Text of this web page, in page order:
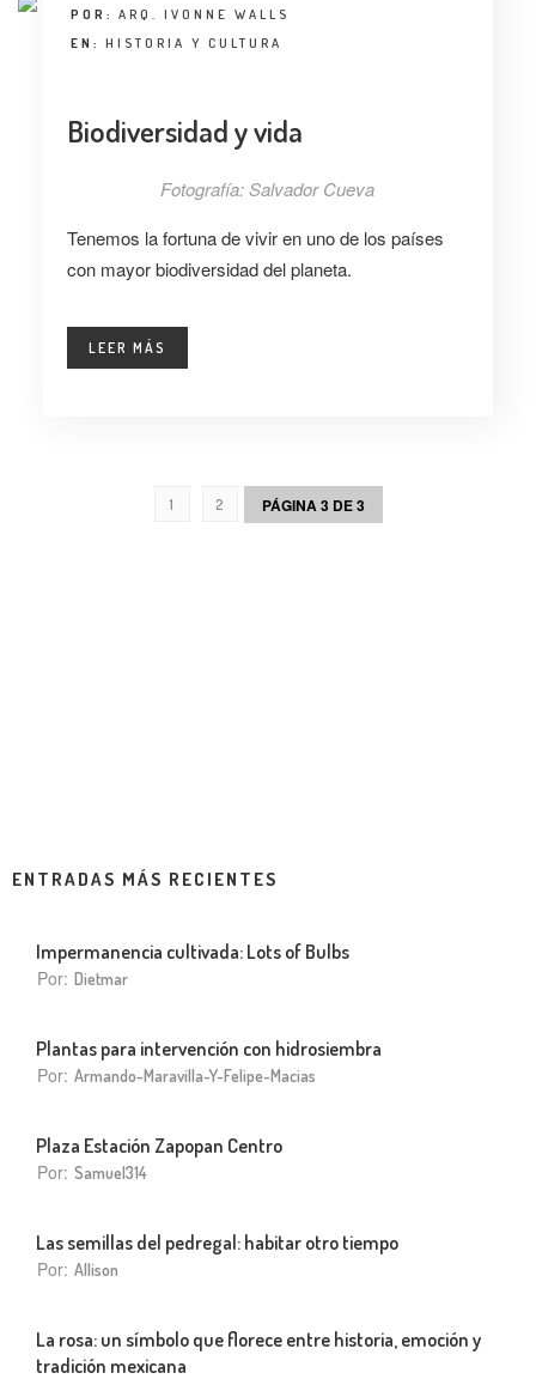
POR: ARQ. IVONNE WALLS
EN: HISTORIA Y CULTURA
Biodiversidad y vida
Fotografía: Salvador Cueva
Tenemos la fortuna de vivir en uno de los países
con mayor biodiversidad del planeta.
LEER MÁS
1 2 PÁGINA 3 DE 3
ENTRADAS MÁS RECIENTES
Impermanencia cultivada: Lots of Bulbs
Por: Dietmar
Plantas para intervención con hidrosiembra
Por: Armando-Maravilla-Y-Felipe-Macias
Plaza Estación Zapopan Centro
Por: Samuel314
Las semillas del pedregal: habitar otro tiempo
Por: Allison
La rosa: un símbolo que florece entre historia, emoción y
tradición mexicana